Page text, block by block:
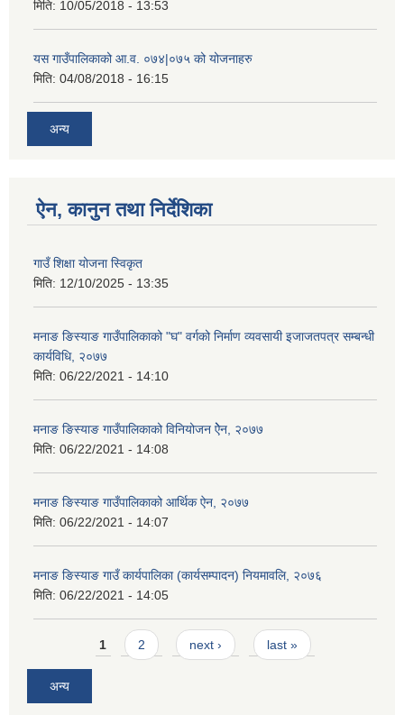
मिति: 10/05/2018 - 13:53
यस गाउँपालिकाको आ.व. ०७४|०७५ को योजनाहरु
मिति: 04/08/2018 - 16:15
अन्य
ऐन, कानुन तथा निर्देशिका
गाउँ शिक्षा योजना स्विकृत
मिति: 12/10/2025 - 13:35
मनाङ ङिस्याङ गाउँपालिकाको "घ" वर्गको निर्माण व्यवसायी इजाजतपत्र सम्बन्धी
कार्यविधि, २०७७
मिति: 06/22/2021 - 14:10
मनाङ ङिस्याङ गाउँपालिकाको विनियोजन ऐेन, २०७७
मिति: 06/22/2021 - 14:08
मनाङ ङिस्याङ गाउँपालिकाको आर्थिक ऐन, २०७७
मिति: 06/22/2021 - 14:07
मनाङ ङिस्याङ गाउँ कार्यपालिका (कार्यसम्पादन) नियमावलि, २०७६
मिति: 06/22/2021 - 14:05
Pages1 2 next › last »
अन्य